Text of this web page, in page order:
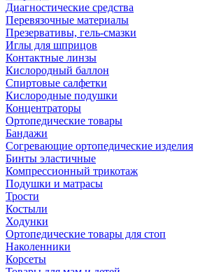
Диагностические средства
Перевязочные материалы
Презервативы, гель-смазки
Иглы для шприцов
Контактные линзы
Кислородный баллон
Спиртовые салфетки
Кислородные подушки
Концентраторы
Ортопедические товары
Бандажи
Согревающие ортопедические изделия
Бинты эластичные
Компрессионный трикотаж
Подушки и матрасы
Трости
Костыли
Ходунки
Ортопедические товары для стоп
Наколенники
Корсеты